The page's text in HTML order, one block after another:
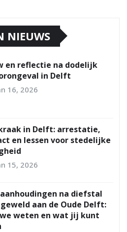
NIEUWS
en reflectie na dodelijk
in Delft
16, 2026
in Delft: arrestatie,
en lessen voor stedelijke
15, 2026
na diefstal
aan de Oude Delft:
weten en wat jij kunt